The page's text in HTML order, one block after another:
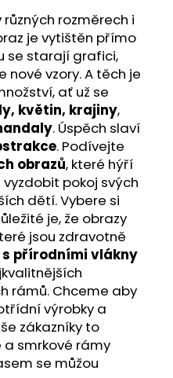
rozměrech i
je vytištěn přímo
se starají grafici,
vzory. A těch je
ať už se
květin, krajiny,
. Úspěch slaví
. Podívejte
obrazů, které hýří
pokoj svých
dětí. Vybere si
je, že obrazy
jsou zdravotně
přírodními vlákny
rámů. Chceme aby
výrobky a
zákazníky to
a smrkové rámy
se můžou